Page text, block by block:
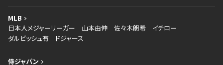
MLB
日本人メジャーリーガー
山本由伸 佐々木朗希
イチロー
ダルビッシュ有
ドジャース
侍ジャパン